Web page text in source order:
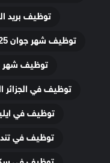
توظيف بريد
توظيف شهر جوان 2025
توظيف شهر
توظيف في الجزائر
توظيف في
توظيف في